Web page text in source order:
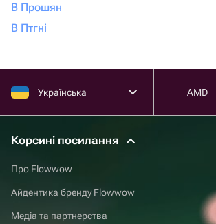
В Прошян
В Птгні
Українська AMD
Корсині посилання
Про Flowwow
Айдентика бренду Flowwow
Медіа та партнерства